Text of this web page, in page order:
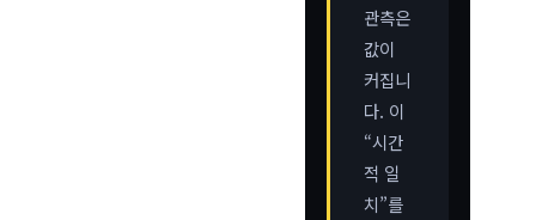
관측은
값이
커집니
다. 이
“시간
적 일
치”를